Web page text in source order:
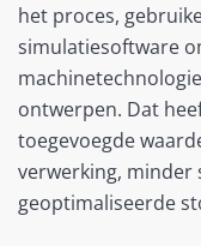
het proces,
simulatiesoftware
ontwerpen. Dat
toegevoegde
verwerking, minder
geoptimaliseerde